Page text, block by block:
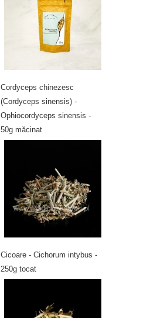
Cordyceps chinezesc
(Cordyceps sinensis) -
Ophiocordyceps sinensis -
50g măcinat
Cicoare - Cichorum intybus -
250g tocat